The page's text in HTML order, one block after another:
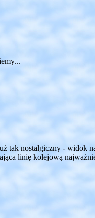
tak nostalgiczny - widok
linię kolejową